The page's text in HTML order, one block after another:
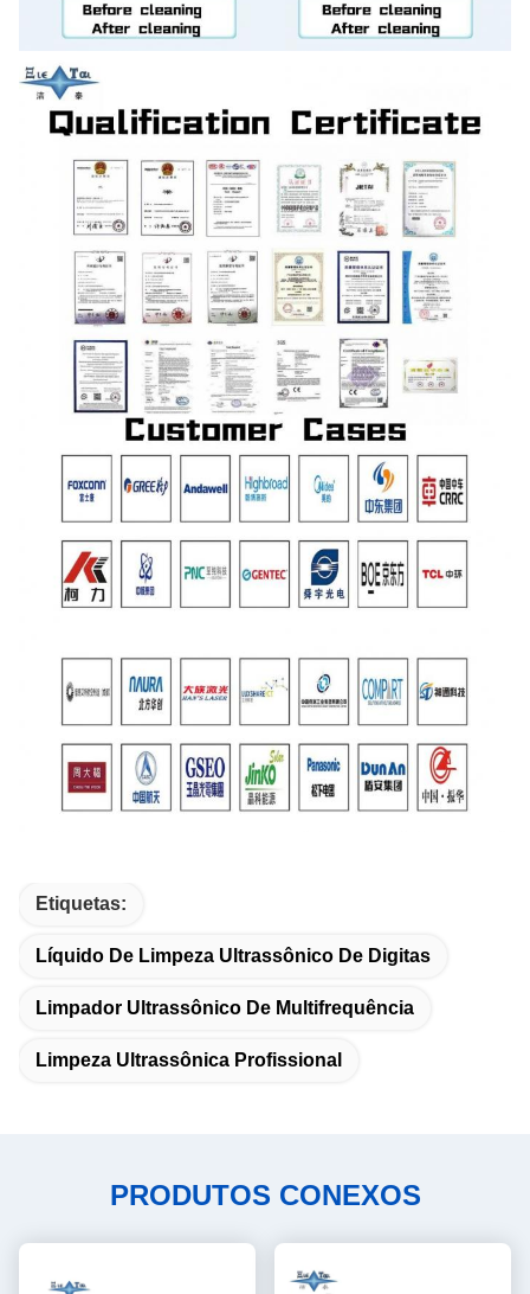
Etiquetas:
Líquido De Limpeza Ultrassônico De Digitas
Limpador Ultrassônico De Multifrequência
Limpeza Ultrassônica Profissional
PRODUTOS CONEXOS